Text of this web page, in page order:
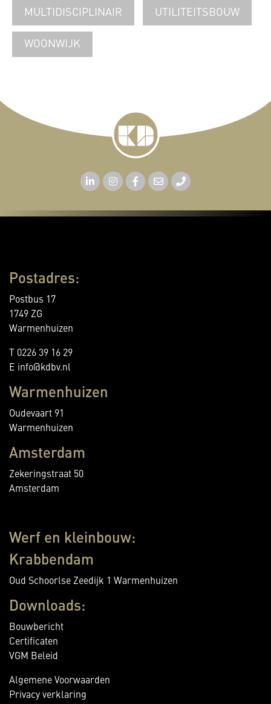
MULTIDISCIPLINAIR UTILITEITSBOUW
WOONWIJK
Postadres:
Postbus 17
1749 ZG
Warmenhuizen
T 0226 39 16 29
E info@kdbv.nl
Warmenhuizen
Oudevaart 91
Warmenhuizen
Amsterdam
Zekeringstraat 50
Amsterdam
Werf en kleinbouw:
Krabbendam
Oud Schoorlse Zeedijk 1 Warmenhuizen
Downloads:
Bouwbericht
Certificaten
VGM Beleid
Algemene Voorwaarden
Privacy verklaring